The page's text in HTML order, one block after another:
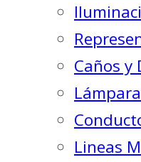
Caños y
Lineas